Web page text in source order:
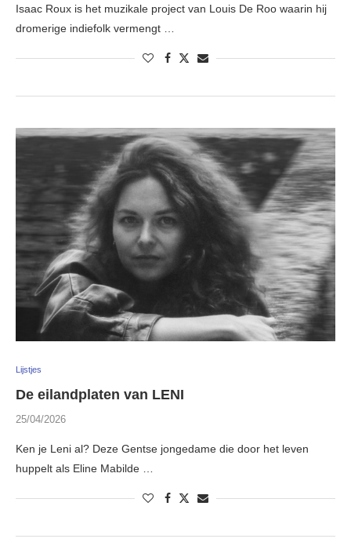
Isaac Roux is het muzikale project van Louis De Roo waarin hij
dromerige indiefolk vermengt …
Lijstjes
De eilandplaten van LENI
25/04/2026
Ken je Leni al? Deze Gentse jongedame die door het leven
huppelt als Eline Mabilde …